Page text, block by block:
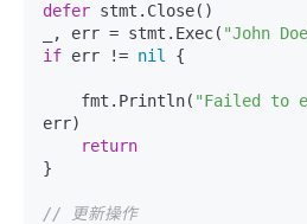
defer stmt.Close()
_, err = stmt.Exec( "John
if err != nil {
    fmt.Println(
"Failed to
err)
return
}
// 更新操作